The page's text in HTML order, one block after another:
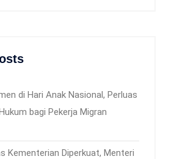
di Hari Anak Nasional, Perluas
bagi Pekerja Migran
Kementerian Diperkuat, Menteri